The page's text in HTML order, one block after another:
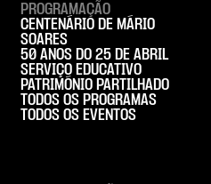
PROGRAMAÇÃO
CENTENÁRIO DE MÁRIO
SOARES
50 ANOS DO 25 DE ABRIL
SERVIÇO EDUCATIVO
PATRIMÓNIO PARTILHADO
TODOS OS PROGRAMAS
TODOS OS EVENTOS